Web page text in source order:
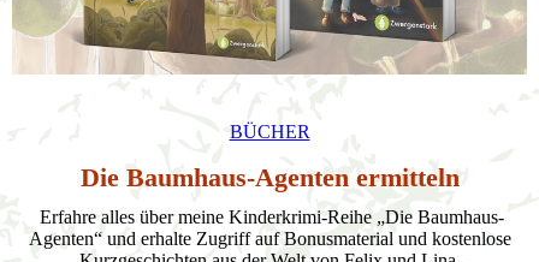
BÜCHER
Die Baumhaus-Agenten ermitteln
Erfahre alles über meine Kinderkrimi-Reihe „Die Baumhaus-
Agenten“ und erhalte Zugriff auf Bonusmaterial und kostenlose